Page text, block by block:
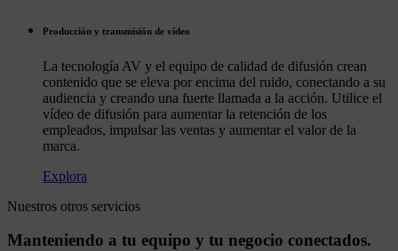
Producción y transmisión de vídeo
La tecnología AV y el equipo de calidad de difusión crean
contenido que se eleva por encima del ruido, conectando a su
audiencia y creando una fuerte llamada a la acción. Utilice el
vídeo de difusión para aumentar la retención de los
empleados, impulsar las ventas y aumentar el valor de la
marca.
Explora
Nuestros otros servicios
Manteniendo a tu equipo y tu negocio conectados.